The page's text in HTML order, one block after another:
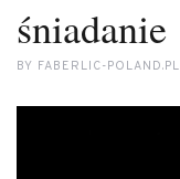
śniadanie
BY FABERLIC-POLAND.PL